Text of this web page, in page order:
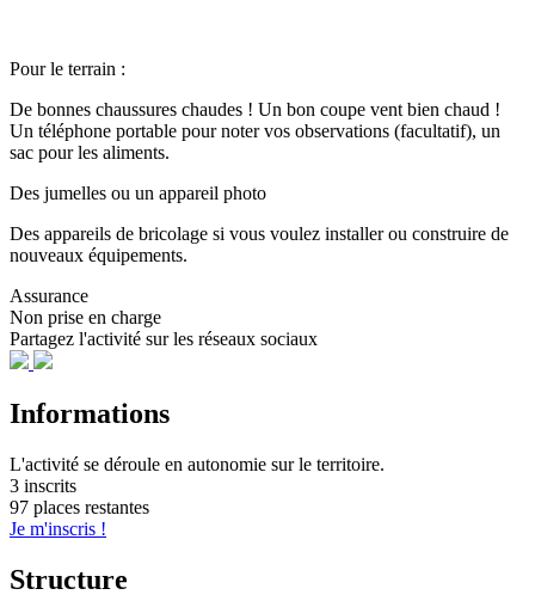
Pour le terrain :
De bonnes chaussures chaudes ! Un bon coupe vent bien chaud !
Un téléphone portable pour noter vos observations (facultatif), un
sac pour les aliments.
Des jumelles ou un appareil photo
Des appareils de bricolage si vous voulez installer ou construire de
nouveaux équipements.
Assurance
Non prise en charge
Partagez l'activité sur les réseaux sociaux
Informations
L'activité se déroule en autonomie sur le territoire.
3 inscrits
97 places restantes
Je m'inscris !
Structure